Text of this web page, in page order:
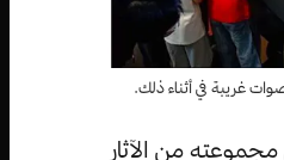
غريبة في أثناء ذلك.
من الآثار